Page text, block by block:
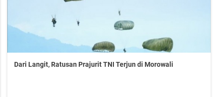
Dari Langit, Ratusan Prajurit TNI Terjun di Morowali